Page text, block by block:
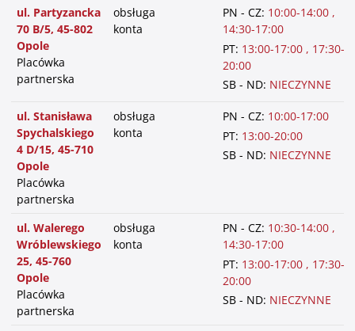
ul. Partyzancka
70 B/5, 45-802
Opole
Placówka
partnerska
obsługa
konta
PN - CZ: 10:00-14:00 ,
14:30-17:00
PT: 13:00-17:00 , 17:30-
20:00
SB - ND: NIECZYNNE
ul. Stanisława
Spychalskiego
4 D/15, 45-710
Opole
Placówka
partnerska
obsługa
konta
PN - CZ: 10:00-17:00
PT: 13:00-20:00
SB - ND: NIECZYNNE
ul. Walerego
Wróblewskiego
25, 45-760
Opole
Placówka
partnerska
obsługa
konta
PN - CZ: 10:30-14:00 ,
14:30-17:00
PT: 13:00-17:00 , 17:30-
20:00
SB - ND: NIECZYNNE